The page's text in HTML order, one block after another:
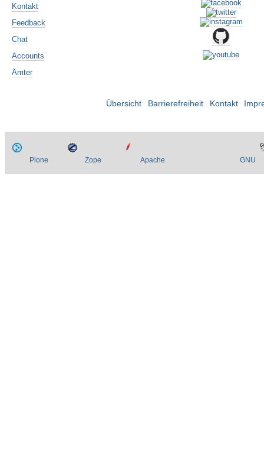
Kontakt
Feedback
Chat
Accounts
Ämter
Übersicht Barrierefreiheit Kontakt
Plone Zope Apache GNU